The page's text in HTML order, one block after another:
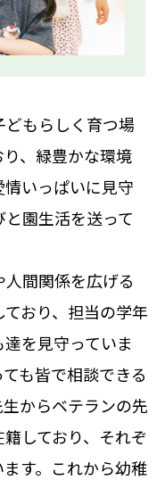
もらしく育つ場
、緑豊かな環境
いっぱいに見守
園生活を送って
間関係を広げる
ており、担当の学年
を見守っていま
も皆で相談できる
からベテランの先
しており、それぞ
す。これから幼稚